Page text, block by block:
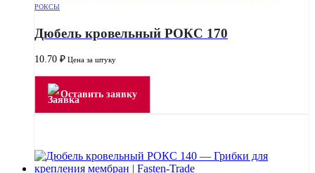
РОКСЫ
Дюбель кровельный РОКС 170
10.70 ₽ Цена за штуку
Оставить заявку